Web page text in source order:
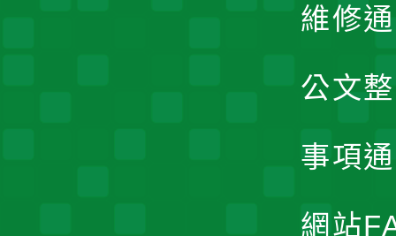
維修
公文
事項
網站